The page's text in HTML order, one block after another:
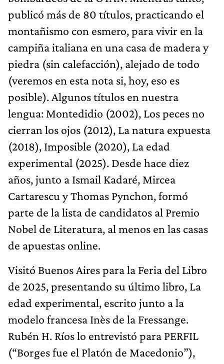
publicó más de 80 títulos, practicando el
montañismo con esmero, para vivir en la
campiña italiana en una casa de madera y
piedra (sin calefacción), alejado de todo
(veremos en esta nota si, hoy, eso es
posible). Algunos títulos en nuestra
lengua: Montedidio (2002), Los peces no
cierran los ojos (2012), La natura expuesta
(2018), Imposible (2020), La edad
experimental (2025). Desde hace diez
años, junto a Ismail Kadaré, Mircea
Cartarescu y Thomas Pynchon, formó
parte de la lista de candidatos al Premio
Nobel de Literatura, al menos en las casas
de apuestas online.
Visitó Buenos Aires para la Feria del Libro
de 2025, presentando su último libro, La
edad experimental, escrito junto a la
modelo francesa Inès de la Fressange.
Rubén H. Ríos lo entrevistó para PERFIL
(“Borges fue el Platón de Macedonio”),